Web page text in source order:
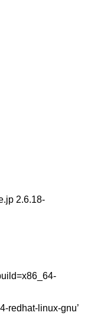
2.6.18-
redhat-linux-gnu’